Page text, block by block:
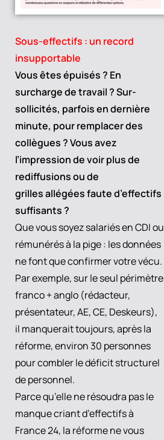
Sous-effectifs : un record
insupportable
Vous êtes épuisés ? En
surcharge de travail ? Sur-
sollicités, parfois en dernière
minute, pour remplacer des
collègues ? Vous avez
l’impression de voir plus de
rediffusions ou de
grilles allégées faute d’effectifs
suffisants ?
Que vous soyez salariés en CDI ou
rémunérés à la pige : les données
ne font que confirmer votre vécu.
Par exemple, sur le seul périmètre
franco + anglo (rédacteur,
présentateur, AE, CE, Deskeurs),
il manquerait toujours, après la
réforme, environ 30 personnes
pour combler le déficit structurel
de personnel.
Parce qu’elle ne résoudra pas le
manque criant d’effectifs à
France 24, la réforme ne vous